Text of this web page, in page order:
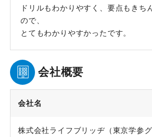
ドリルもわかりやすく、要点もきち
ので、
とてもわかりやすかったです。
会社概要
会社名
株式会社ライフブリッヂ（東京学参グ